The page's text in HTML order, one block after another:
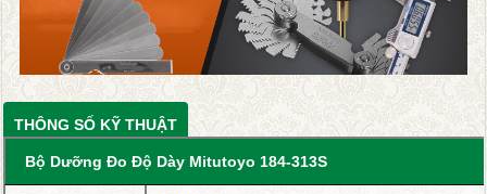
THÔNG SỐ KỸ THUẬT
Bộ Dưỡng Đo Độ Dày Mitutoyo 184-313S